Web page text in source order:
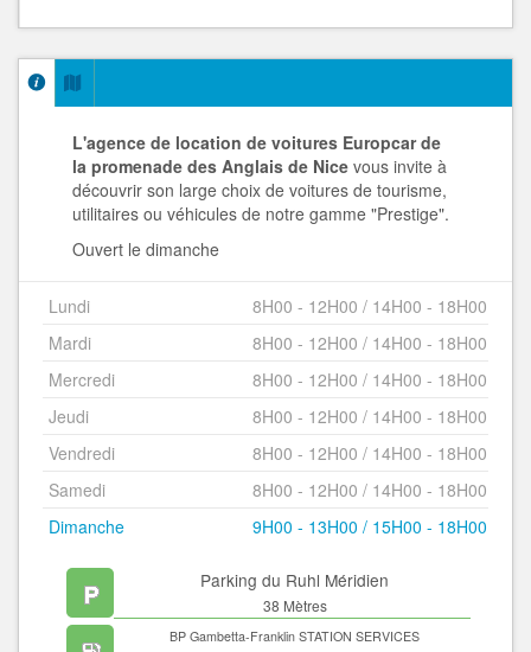
L'agence de location de voitures Europcar de
la promenade des Anglais de Nice vous invite à
découvrir son large choix de voitures de tourisme,
utilitaires ou véhicules de notre gamme "Prestige".
Ouvert le dimanche
Lundi
8H00 - 12H00 / 14H00 - 18H00
Mardi
8H00 - 12H00 / 14H00 - 18H00
Mercredi
8H00 - 12H00 / 14H00 - 18H00
Jeudi
8H00 - 12H00 / 14H00 - 18H00
Vendredi
8H00 - 12H00 / 14H00 - 18H00
Samedi
8H00 - 12H00 / 14H00 - 18H00
Dimanche
9H00 - 13H00 / 15H00 - 18H00
Parking du Ruhl Méridien
38 Mètres
BP Gambetta-Franklin STATION SERVICES